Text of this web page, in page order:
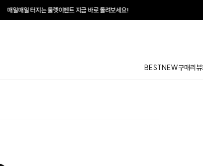
매일매일 터지는 룰렛이벤트 지금 바로 돌려보세요!
BESTNEW구매리뷰